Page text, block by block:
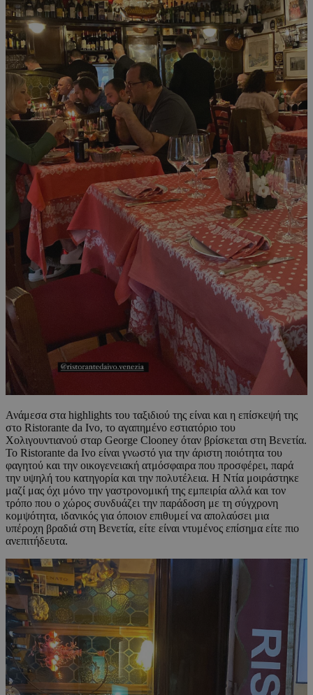
Ανάμεσα στα highlights του ταξιδιού της είναι και η επίσκεψή της
στο Ristorante da Ivo, το αγαπημένο εστιατόριο του
Χολιγουντιανού σταρ George Clooney όταν βρίσκεται στη Βενετία.
Το Ristorante da Ivo είναι γνωστό για την άριστη ποιότητα του
φαγητού και την οικογενειακή ατμόσφαιρα που προσφέρει, παρά
την υψηλή του κατηγορία και την πολυτέλεια. Η Ντία μοιράστηκε
μαζί μας όχι μόνο την γαστρονομική της εμπειρία αλλά και τον
τρόπο που ο χώρος συνδυάζει την παράδοση με τη σύγχρονη
κομψότητα, ιδανικός για όποιον επιθυμεί να απολαύσει μια
υπέροχη βραδιά στη Βενετία, είτε είναι ντυμένος επίσημα είτε πιο
ανεπιτήδευτα.